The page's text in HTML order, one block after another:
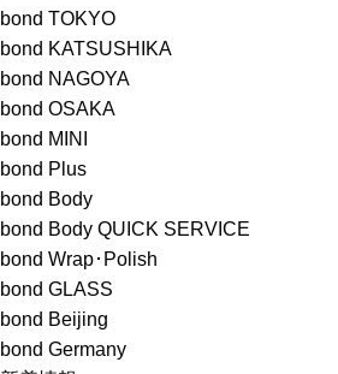
bond TOKYO
bond KATSUSHIKA
bond NAGOYA
bond OSAKA
bond MINI
bond Plus
bond Body
bond Body QUICK SERVICE
bond Wrap･Polish
bond GLASS
bond Beijing
bond Germany